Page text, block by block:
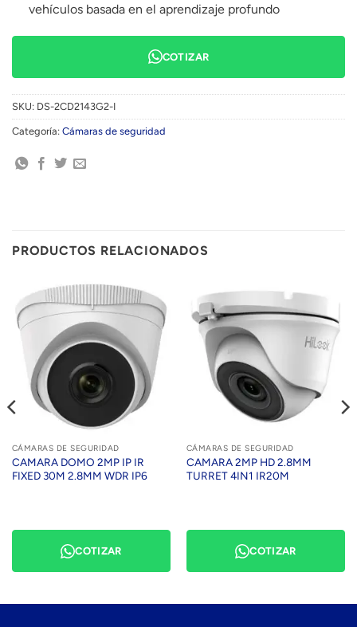
vehículos basada en el aprendizaje profundo
COTIZAR
SKU: DS-2CD2143G2-I
Categoría: Cámaras de seguridad
PRODUCTOS RELACIONADOS
CÁMARAS DE SEGURIDAD
CAMARA DOMO 2MP IP IR
FIXED 30M 2.8MM WDR IP6
COTIZAR
CÁMARAS DE SEGURIDAD
CAMARA 2MP HD 2.8MM
TURRET 4IN1 IR20M
COTIZAR